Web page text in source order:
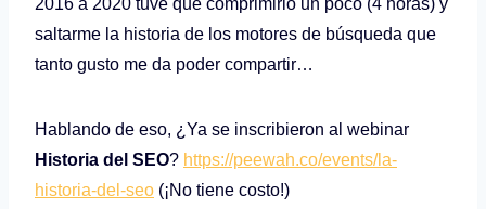
saltarme la historia de los motores de búsqueda que
tanto gusto me da poder compartir…
Hablando de eso, ¿Ya se inscribieron al webinar
Historia del SEO? https://peewah.co/events/la-
historia-del-seo (¡No tiene costo!)